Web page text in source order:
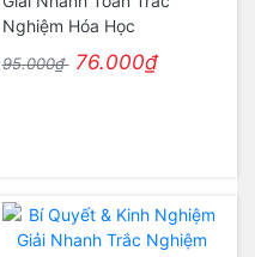
Nghiệm Hóa Học
95.000₫ 76.000₫